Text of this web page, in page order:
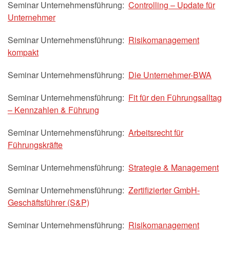
Seminar Unternehmensführung: Controlling – Update für
Unternehmer
Seminar Unternehmensführung: Risikomanagement
kompakt
Seminar Unternehmensführung: Die Unternehmer-BWA
Seminar Unternehmensführung: Fit für den Führungsalltag
– Kennzahlen & Führung
Seminar Unternehmensführung: Arbeitsrecht für
Führungskräfte
Seminar Unternehmensführung: Strategie & Management
Seminar Unternehmensführung: Zertifizierter GmbH-
Geschäftsführer (S&P)
Seminar Unternehmensführung: Risikomanagement